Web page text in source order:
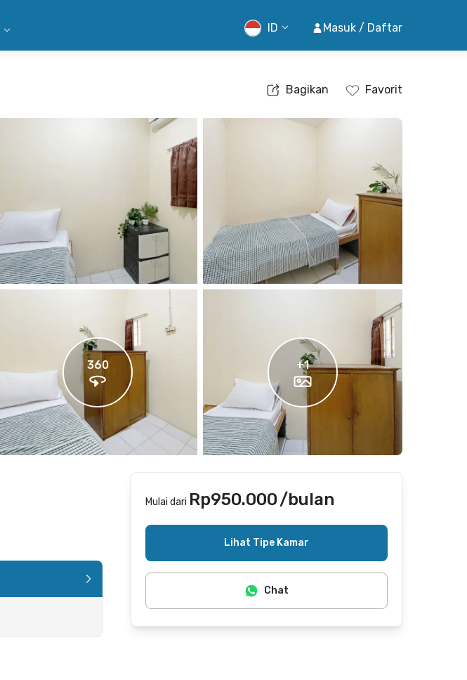
ID Masuk / Daftar
Bagikan Favorit
360 +1
Mulai dari Rp950.000/bulan
Lihat Tipe Kamar
Chat